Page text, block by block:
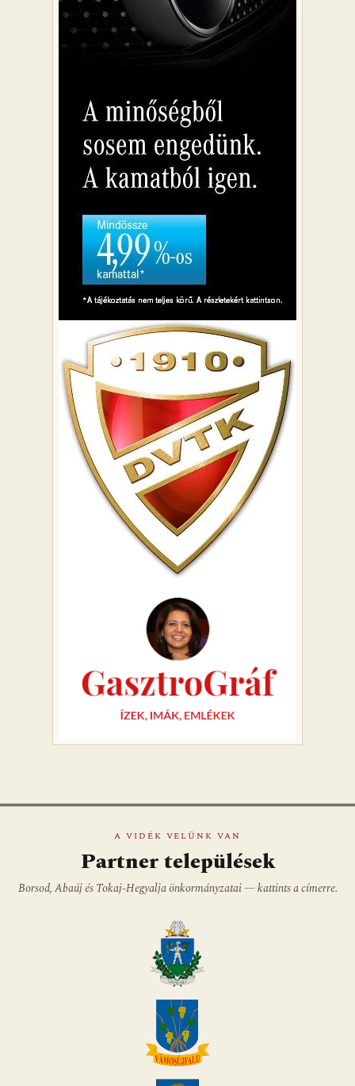
A VIDÉK VELÜNK VAN
Partner települések
Borsod, Abaúj és Tokaj-Hegyalja önkormányzatai — kattints a címerre.